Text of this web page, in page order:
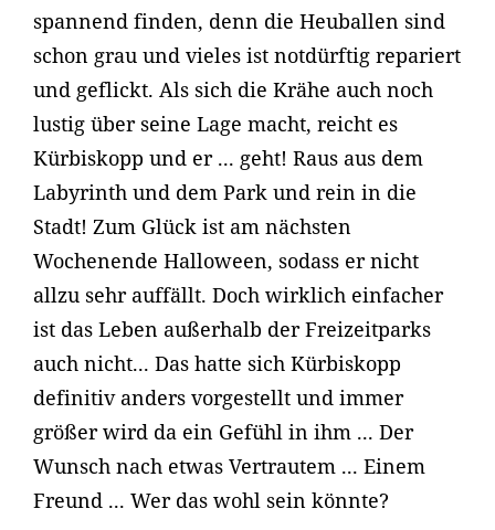
spannend finden, denn die Heuballen sind
schon grau und vieles ist notdürftig repariert
und geflickt. Als sich die Krähe auch noch
lustig über seine Lage macht, reicht es
Kürbiskopp und er ... geht! Raus aus dem
Labyrinth und dem Park und rein in die
Stadt! Zum Glück ist am nächsten
Wochenende Halloween, sodass er nicht
allzu sehr auffällt. Doch wirklich einfacher
ist das Leben außerhalb der Freizeitparks
auch nicht... Das hatte sich Kürbiskopp
definitiv anders vorgestellt und immer
größer wird da ein Gefühl in ihm ... Der
Wunsch nach etwas Vertrautem ... Einem
Freund ... Wer das wohl sein könnte?